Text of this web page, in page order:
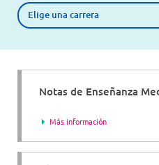
Notas de Enseñanza
Más información